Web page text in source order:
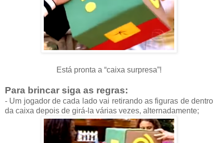
Está pronta a “caixa surpresa”!
Para brincar siga as regras:
- Um jogador de cada lado vai retirando as figuras de dentro
da caixa depois de girá-la várias vezes, alternadamente;